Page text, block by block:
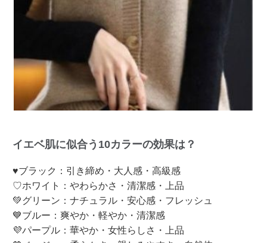
イエベ肌に似合う10カラーの効果は？
♥ブラック：引き締め・大人感・高級感
♡ホワイト：やわらかさ・清潔感・上品
💚グリーン：ナチュラル・安心感・フレッシュ
💙ブルー：爽やか・軽やか・清潔感
💜パープル：華やか・女性らしさ・上品